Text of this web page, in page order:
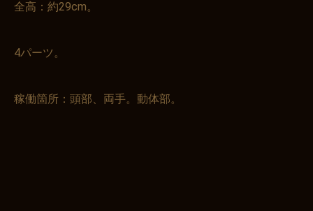
全高：約29cm。
4パーツ。
稼働箇所：頭部、両手。動体部。